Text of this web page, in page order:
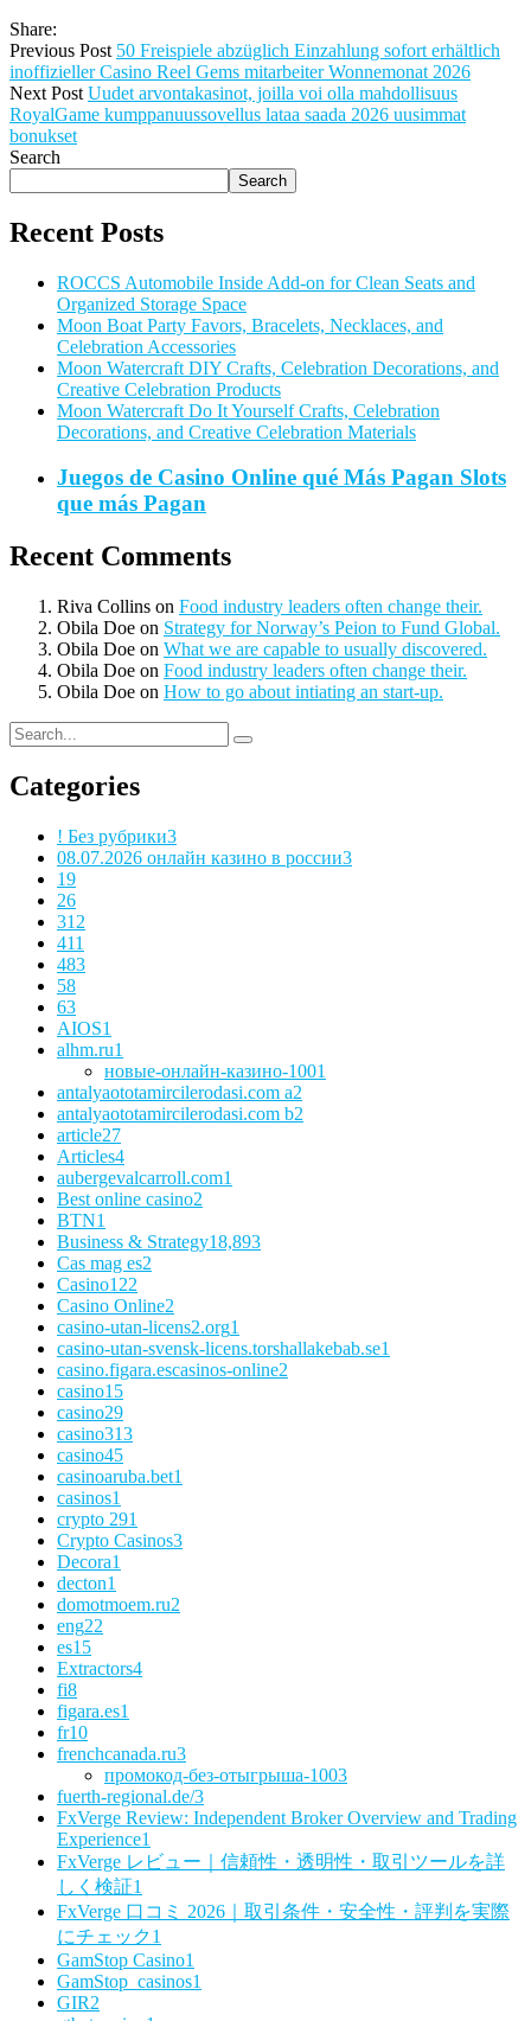
Share:
Previous Post 50 Freispiele abzüglich Einzahlung sofort erhältlich
inoffizieller Casino Reel Gems mitarbeiter Wonnemonat 2026
Next Post Uudet arvontakasinot, joilla voi olla mahdollisuus
RoyalGame kumppanuussovellus lataa saada 2026 uusimmat
bonukset
Search
Search
Recent Posts
ROCCS Automobile Inside Add-on for Clean Seats and
Organized Storage Space
Moon Boat Party Favors, Bracelets, Necklaces, and
Celebration Accessories
Moon Watercraft DIY Crafts, Celebration Decorations, and
Creative Celebration Products
Moon Watercraft Do It Yourself Crafts, Celebration
Decorations, and Creative Celebration Materials
Juegos de Casino Online qué Más Pagan Slots
que más Pagan
Recent Comments
Riva Collins on Food industry leaders often change their.
Obila Doe on Strategy for Norway’s Peion to Fund Global.
Obila Doe on What we are capable to usually discovered.
Obila Doe on Food industry leaders often change their.
Obila Doe on How to go about intiating an start-up.
Categories
! Без рубрики3
08.07.2026 онлайн казино в россии3
19
26
312
411
483
58
63
AIOS1
alhm.ru1
новые-онлайн-казино-1001
antalyaototamircilerodasi.com a2
antalyaototamircilerodasi.com b2
article27
Articles4
aubergevalcarroll.com1
Best online casino2
BTN1
Business & Strategy18,893
Cas mag es2
Casino122
Casino Online2
casino-utan-licens2.org1
casino-utan-svensk-licens.torshallakebab.se1
casino.figara.escasinos-online2
casino1 5
casino29
casino313
casino45
casinoaruba.bet1
casinos1
crypto 291
Crypto Casinos3
Decora1
decton1
domotmoem.ru2
eng22
es15
Extractors4
fi8
figara.es1
fr10
frenchcanada.ru3
промокод-без-отыгрыша-1003
fuerth-regional.de/3
FxVerge Review: Independent Broker Overview and Trading
Experience1
FxVerge レビュー｜信頼性・透明性・取引ツールを詳
しく検証1
FxVerge 口コミ 2026｜取引条件・安全性・評判を実際
にチェック1
GamStop Casino1
GamStop_casinos1
GIR2